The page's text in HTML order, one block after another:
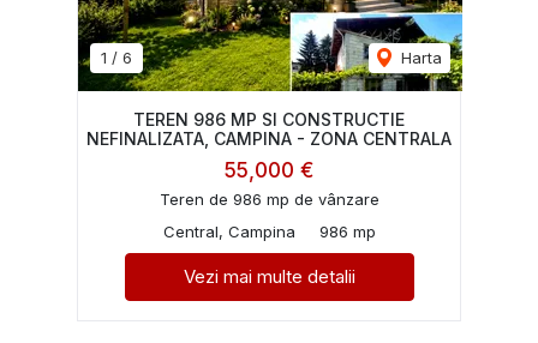
1 / 6 Harta
TEREN 986 MP SI CONSTRUCTIE
NEFINALIZATA, CAMPINA - ZONA CENTRALA
55,000 €
Teren de 986 mp de vânzare
Central, Campina
986 mp
Vezi mai multe detalii